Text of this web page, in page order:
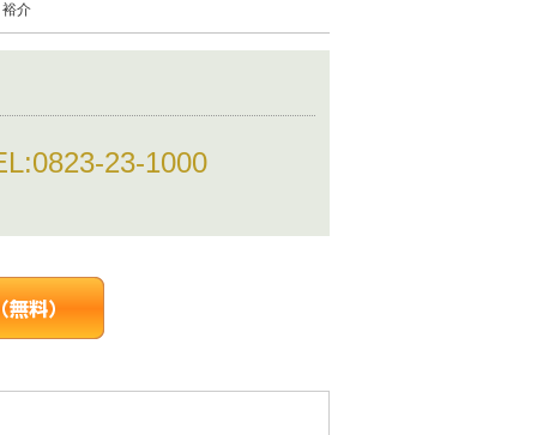
介
0823-23-1000